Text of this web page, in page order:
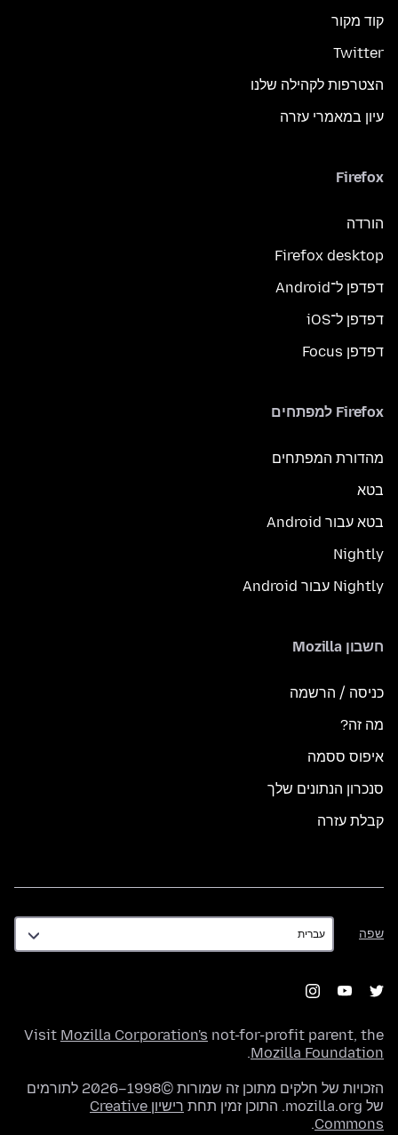
קוד מקור
Twitter
הצטרפות לקהילה שלנו
עיון במאמרי עזרה
Firefox
הורדה
Firefox desktop
דפדפן ל־Android
דפדפן ל־iOS
דפדפן Focus
Firefox למפתחים
מהדורת המפתחים
בטא
בטא עבור Android
Nightly
Nightly עבור Android
חשבון Mozilla
כניסה / הרשמה
מה זה?
איפוס ססמה
סנכרון הנתונים שלך
קבלת עזרה
שפה
שפה
Visit Mozilla Corporation's not-for-profit parent, the
Mozilla Foundation
.
הזכויות של חלקים מתוכן זה שמורות ©1998–2026 לתורמים
של mozilla.org. התוכן זמין תחת
רישיון Creative
Commons
.